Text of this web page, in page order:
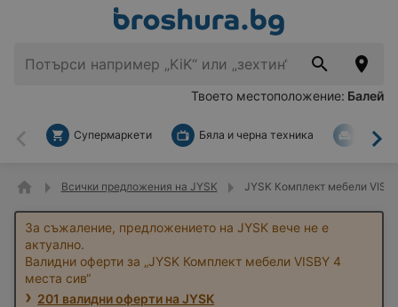
Твоето местоположение: Балей
Назад
Супермаркети Бяла и черна техника За
Всички предложения на JYSK JYSK Комплект мебели
За съжаление, предложението на JYSK вече не е
актуално.
Валидни оферти за „JYSK Комплект мебели VISBY 4
места сив“
201 валидни оферти на JYSK